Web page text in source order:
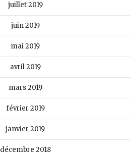
juillet 2019
juin 2019
mai 2019
avril 2019
mars 2019
février 2019
janvier 2019
décembre 2018